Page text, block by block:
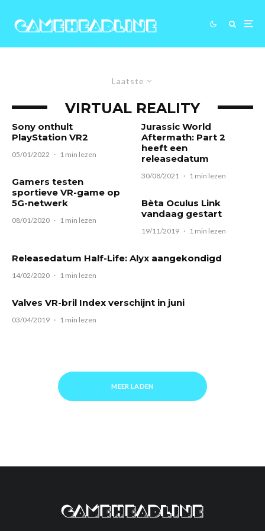
Laatste
VIRTUAL REALITY
Sony onthult
PlayStation VR2
05/01/2022 · 1 min lezen
Gamers testen
sportieve VR-game op
5G-netwerk
08/01/2020 · 1 min lezen
Jurassic World
Aftermath: Part 2
heeft een
releasedatum
30/08/2021 · 1 min lezen
Bèta Oculus Link
vandaag gestart
19/11/2019 · 1 min lezen
Releasedatum Half-Life: Alyx aangekondigd
14/02/2020 · 1 min lezen
Valves VR-bril Index verschijnt in juni
03/04/2019 · 1 min lezen
MEER LADEN